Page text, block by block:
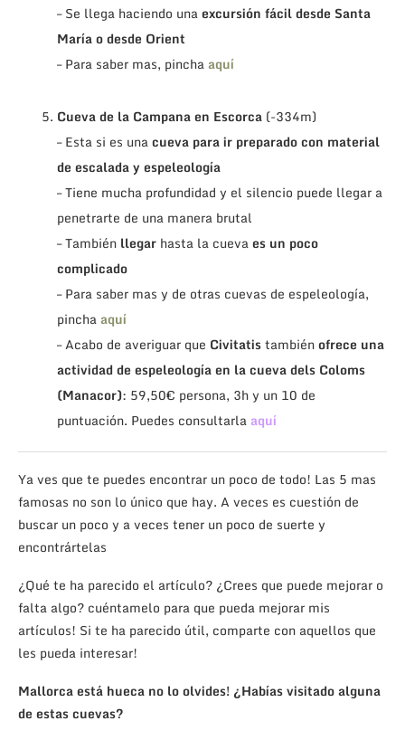
– Se llega haciendo unaexcursión fácil desde Santa
María o desde Orient
– Para saber mas, pinchaaquí
Cueva de la Campana en Escorca (-334m)
– Esta si es unacueva para ir preparado con material
de escalada y espeleología
– Tiene mucha profundidad y el silencio puede llegar a
penetrarte de una manera brutal
– También llegar hasta la cuevaes un poco
complicado
– Para saber mas y de otras cuevas de espeleología,
pinchaaquí
– Acabo de averiguar que Civitatistambiénofrece una
actividad de espeleología en la cueva dels Coloms
(Manacor): 59,50€ persona, 3h y un 10 de
puntuación. Puedes consultarla aquí
Ya ves que te puedes encontrar un poco de todo! Las 5 mas
famosas no son lo único que hay. A veces es cuestión de
buscar un poco y a veces tener un poco de suerte y
encontrártelas
¿Qué te ha parecido el artículo? ¿Crees que puede mejorar o
falta algo? cuéntamelo para que pueda mejorar mis
artículos! Si te ha parecido útil, comparte con aquellos que
les pueda interesar!
Mallorca está hueca no lo olvides! ¿Habías visitado alguna
de estas cuevas?